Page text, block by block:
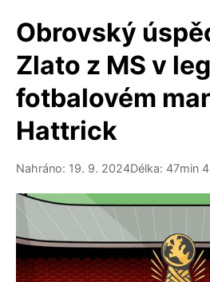
Obrovský
Zlato z MS v
fotbalovém
Hattrick
Nahráno: 19. 9. 2024Délka: 47min